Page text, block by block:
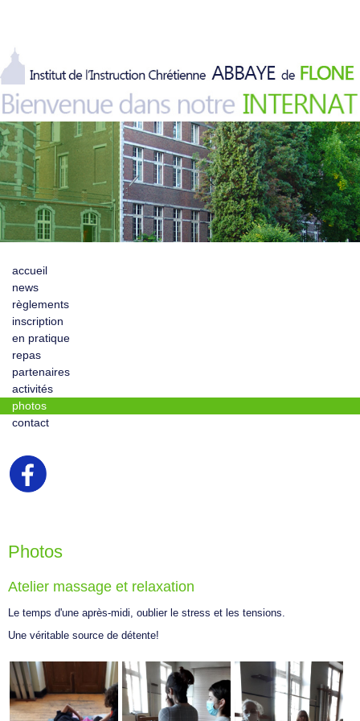
accueil
news
règlements
inscription
en pratique
repas
partenaires
activités
photos
contact
Photos
Atelier massage et relaxation
Le temps d'une après-midi, oublier le stress et les tensions.
Une véritable source de détente!